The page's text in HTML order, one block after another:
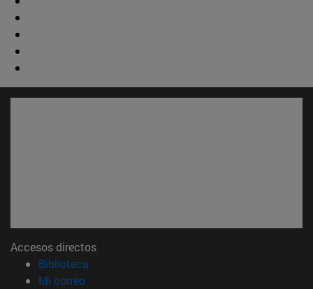
Accesos directos
Biblioteca
Mi correo(abre en nueva ventana)